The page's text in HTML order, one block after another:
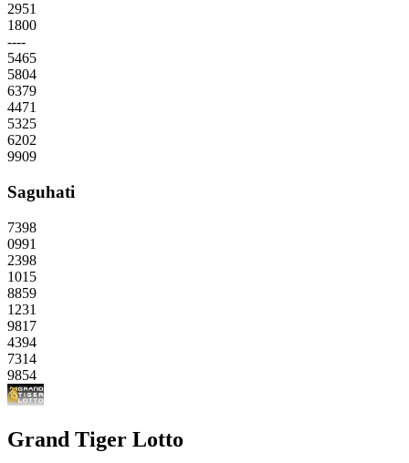
2951
1800
----
5465
5804
6379
4471
5325
6202
9909
Saguhati
7398
0991
2398
1015
8859
1231
9817
4394
7314
9854
Grand Tiger Lotto